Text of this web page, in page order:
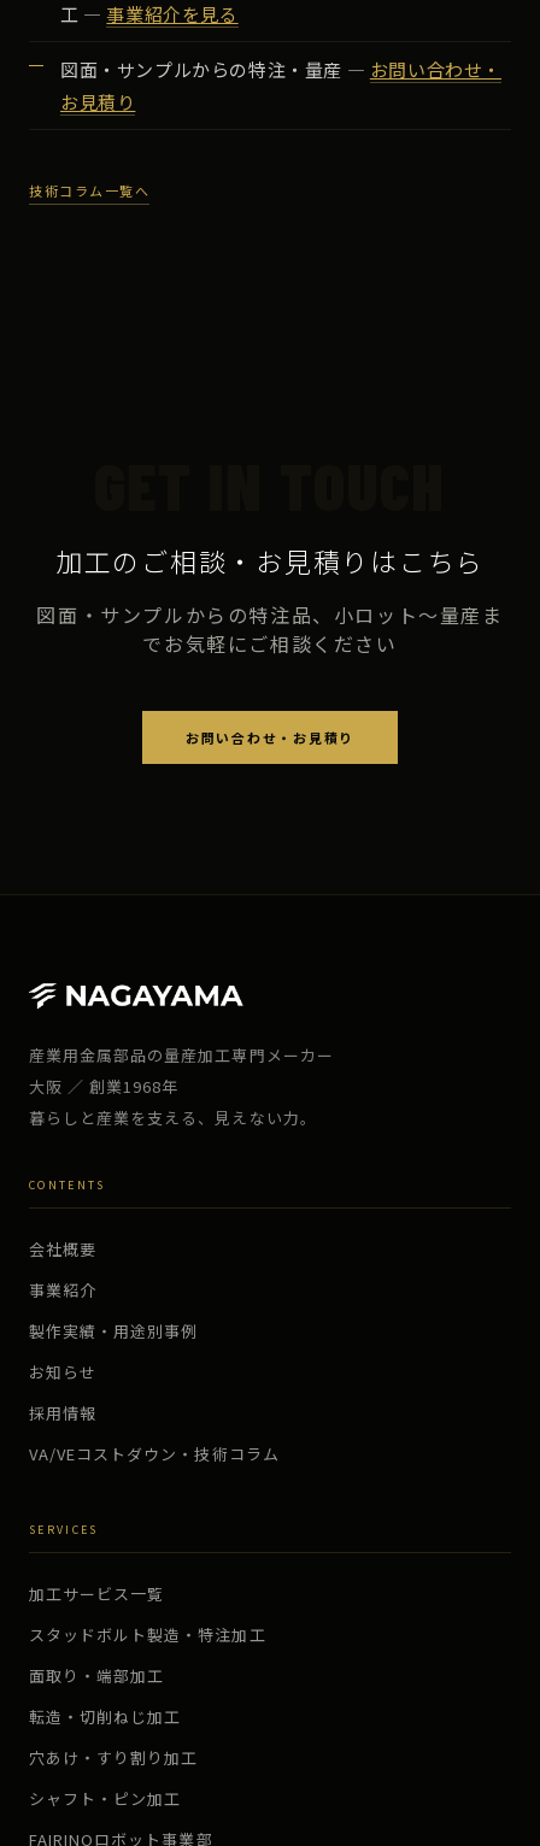
工 ―事業紹介を見る
図面・サンプルからの特注・量産 ― お問い合わせ・
お見積り
技術コラム一覧へ
加工のご相談・お見積りはこちら
図面・サンプルからの特注品、小ロット〜量産ま
でお気軽にご相談ください
お問い合わせ・お見積り
産業用金属部品の量産加工専門メーカー
大阪 ／ 創業1968年
暮らしと産業を支える、見えない力。
CONTENTS
会社概要
事業紹介
製作実績・用途別事例
お知らせ
採用情報
VA/VEコストダウン・技術コラム
SERVICES
加工サービス一覧
スタッドボルト製造・特注加工
面取り・端部加工
転造・切削ねじ加工
穴あけ・すり割り加工
シャフト・ピン加工
FAIRINOロボット事業部